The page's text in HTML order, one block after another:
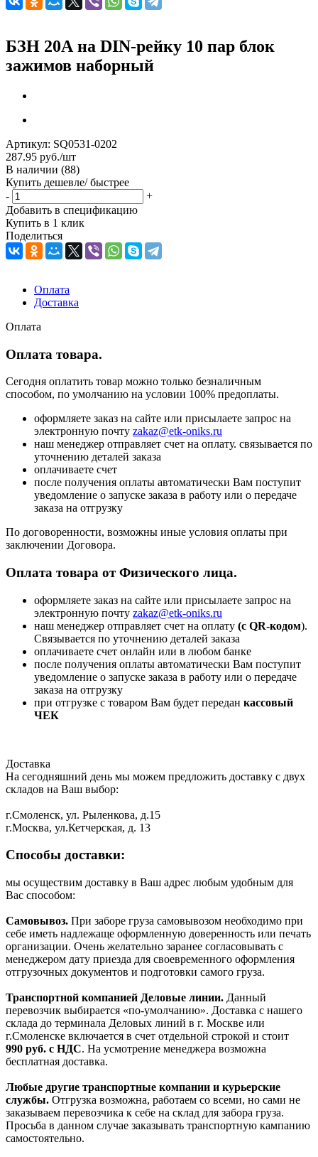
БЗН 20А на DIN-рейку 10 пар блок
зажимов наборный
Артикул: SQ0531-0202
287.95 руб./шт
В наличии (88)
Купить дешевле/ быстрее
-
+
Добавить в спецификацию
Купить в 1 клик
Поделиться
Оплата
Доставка
Оплата
Оплата товара.
Сегодня оплатить товар можно только безналичным
способом, по умолчанию на условии 100% предоплаты.
оформляете заказ на сайте или присылаете запрос на
электронную почту zakaz@etk-oniks.ru
наш менеджер отправляет счет на оплату. связывается по
уточнению деталей заказа
оплачиваете счет
после получения оплаты автоматически Вам поступит
уведомление о запуске заказа в работу или о передаче
заказа на отгрузку
По договоренности, возможны иные условия оплаты при
заключении Договора.
Оплата товара от Физического лица.
оформляете заказ на сайте или присылаете запрос на
электронную почту zakaz@etk-oniks.ru
наш менеджер отправляет счет на оплату (с QR-кодом).
Связывается по уточнению деталей заказа
оплачиваете счет онлайн или в любом банке
после получения оплаты автоматически Вам поступит
уведомление о запуске заказа в работу или о передаче
заказа на отгрузку
при отгрузке с товаром Вам будет передан кассовый
ЧЕК
Доставка
На сегодняшний день мы можем предложить доставку с двух
складов на Ваш выбор:
г.Смоленск, ул. Рыленкова, д.15
г.Москва, ул.Кетчерская, д. 13
Способы доставки:
мы осуществим доставку в Ваш адрес любым удобным для
Вас способом:
Самовывоз. При заборе груза самовывозом необходимо при
себе иметь надлежаще оформленную доверенность или печать
организации. Очень желательно заранее согласовывать с
менеджером дату приезда для своевременного оформления
отгрузочных документов и подготовки самого груза.
Транспортной компанией Деловые линии. Данный
перевозчик выбирается «по-умолчанию». Доставка с нашего
склада до терминала Деловых линий в г. Москве или
г.Смоленске включается в счет отдельной строкой и стоит
990 руб. с НДС. На усмотрение менеджера возможна
бесплатная доставка.
Любые другие транспортные компании и курьерские
службы. Отгрузка возможна, работаем со всеми, но сами не
заказываем перевозчика к себе на склад для забора груза.
Просьба в данном случае заказывать транспортную кампанию
самостоятельно.